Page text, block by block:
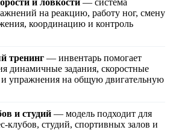
и ловкости — система
на реакцию, работу ног, смену
координацию и контроль
тренинг — инвентарь помогает
динамичные задания, скоростные
и упражнения на общую двигательную
и студий — модель подходит для
клубов, студий, спортивных залов и